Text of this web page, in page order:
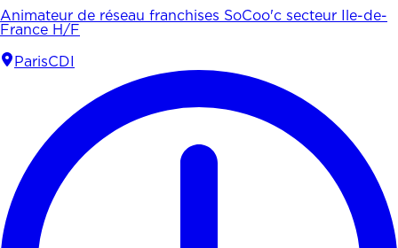
Animateur de réseau franchises SoCoo'c secteur Ile-de-
France H/F
ParisCDI